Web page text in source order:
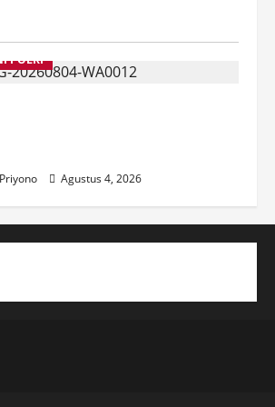
POLRI
Agustus 4, 2026